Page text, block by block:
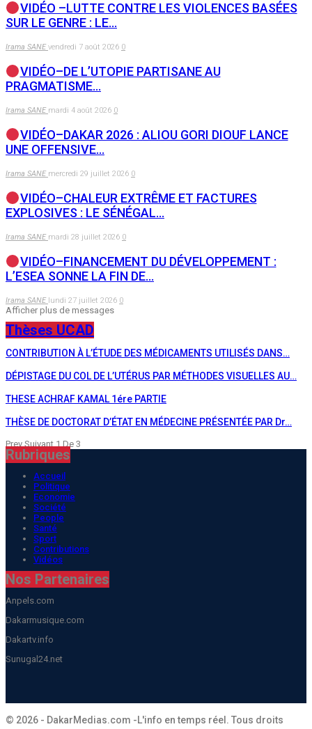
VIDÉO –LUTTE CONTRE LES VIOLENCES BASÉES
SUR LE GENRE : LE…
Irama SANEvendredi 7 août 2026 0
VIDÉO–DE L’UTOPIE PARTISANE AU
PRAGMATISME…
Irama SANE mardi 4 août 2026 0
VIDÉO–DAKAR 2026 : ALIOU GORI DIOUF LANCE
UNE OFFENSIVE…
Irama SANE mercredi 29 juillet 2026 0
VIDÉO–CHALEUR EXTRÊME ET FACTURES
EXPLOSIVES : LE SÉNÉGAL…
Irama SANE mardi 28 juillet 2026 0
VIDÉO–FINANCEMENT DU DÉVELOPPEMENT :
L’ESEA SONNE LA FIN DE…
Irama SANE lundi 27 juillet 2026 0
Afficher plus de messages
Thèses UCAD
CONTRIBUTION À L’ÉTUDE DES MÉDICAMENTS UTILISÉS DANS…
DÉPISTAGE DU COL DE L’UTÉRUS PAR MÉTHODES VISUELLES AU…
THESE ACHRAF KAMAL 1ére PARTIE
THÈSE DE DOCTORAT D’ÉTAT EN MÉDECINE PRÉSENTÉE PAR Dr…
PrevSuivant1 De 3
Rubriques
Accueil
Politique
Economie
Société
People
Santé
Sport
Contributions
Vidéos
Nos Partenaires
Anpels.com
Dakarmusique.com
Dakartv.info
Sunugal24.net
© 2026 - DakarMedias.com -L'info en temps réel. Tous droits